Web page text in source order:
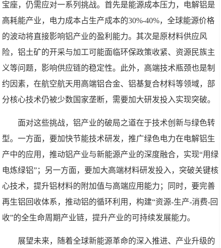
宝座，仍需应对一系列挑战。首先是能源成本压力，电解铝是
高耗能产业，电力成本占生产成本的30%-40%，全球能源价格
的波动将直接影响铝产业的盈利能力。其次是原材料供应风
险，铝土矿的开采与加工可能面临环保政策收紧、资源民族主
义等问题，影响供应链的稳定性。此外，高端技术瓶颈也是制
约因素，在航空航天用高端铝合金、铝基复合材料等领域，部
分核心技术仍被少数国家垄断，需要加大研发投入实现突破。
面对这些挑战，铝产业的破局之道在于技术创新与绿色转
型。一方面，要加快节能技术研发，推广绿色电力在电解铝生
产中的应用，推动铝产业与新能源产业的深度融合，实现“用绿
电炼绿铝”；另一方面，要加大高端材料研发投入，突破关键核
心技术，提升铝材料的附加值与高端应用能力；同时，要完善
再生铝回收体系，推动铝的循环利用，构建“资源-生产-消费-回
收”的全生命周期产业链，提升产业的可持续发展能力。
展望未来，随着全球新能源革命的深入推进、产业升级的